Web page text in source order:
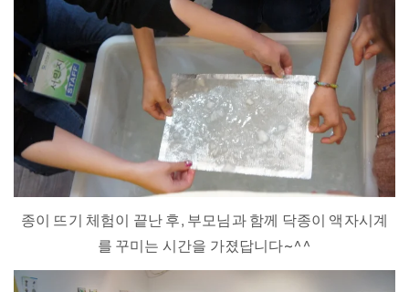
종이 뜨기 체험이 끝난 후, 부모님과 함께 닥종이 액자시계
를 꾸미는 시간을 가졌답니다~^^